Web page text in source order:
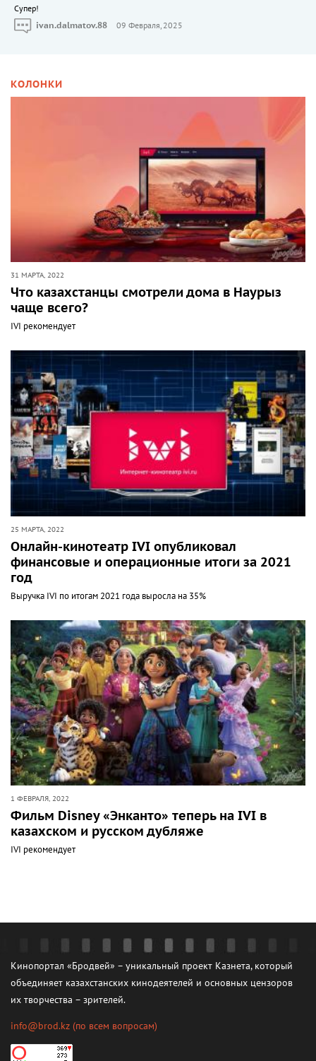
Cупер!
ivan.dalmatov.88
09 Февраля, 2025
КОЛОНКИ
31 МАРТА, 2022
Что казахстанцы смотрели дома в Наурыз
чаще всего?
IVI рекомендует
25 МАРТА, 2022
Онлайн-кинотеатр IVI опубликовал
финансовые и операционные итоги за 2021
год
Выручка IVI по итогам 2021 года выросла на 35%
1 ФЕВРАЛЯ, 2022
Фильм Disney «Энканто» теперь на IVI в
казахском и русском дубляже
IVI рекомендует
Кинопортал «Бродвей» – уникальный проект Казнета, который
объединяет казахстанских кинодеятелей и основных цензоров
их творчества – зрителей.
info@brod.kz (по всем вопросам)